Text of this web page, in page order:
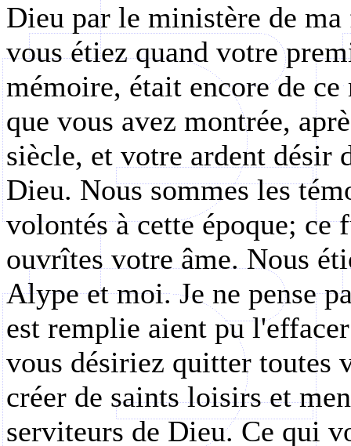
Dieu par le ministère de ma
vous étiez quand votre
mémoire, était encore de
que vous avez montrée,
siècle, et votre ardent désir
Dieu. Nous sommes les
volontés à cette époque; ce
ouvrîtes votre âme. Nous
Alype et moi. Je ne pense
est remplie aient pu
vous désiriez quitter toutes
créer de saints loisirs et
serviteurs de Dieu. Ce qui